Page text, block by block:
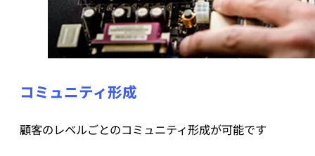
コミュニティ形成
顧客のレベルごとのコミュニティ形成が可能です